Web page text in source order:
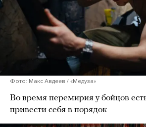
Фото: Макс Авдеев / «Медуза»
Во время перемирия у бойцов
привести себя в порядок